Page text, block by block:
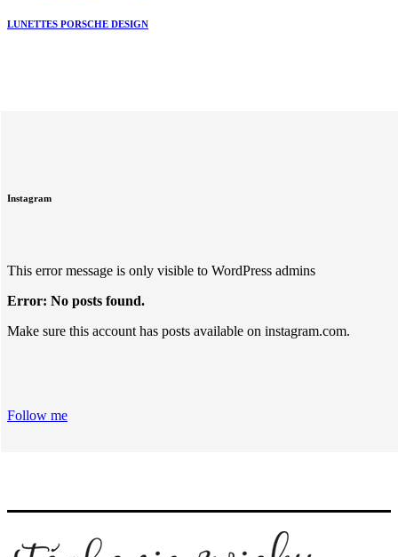
LUNETTES PORSCHE DESIGN
Instagram
This error message is only visible to WordPress admins
Error: No posts found.
Make sure this account has posts available on instagram.com.
Follow me